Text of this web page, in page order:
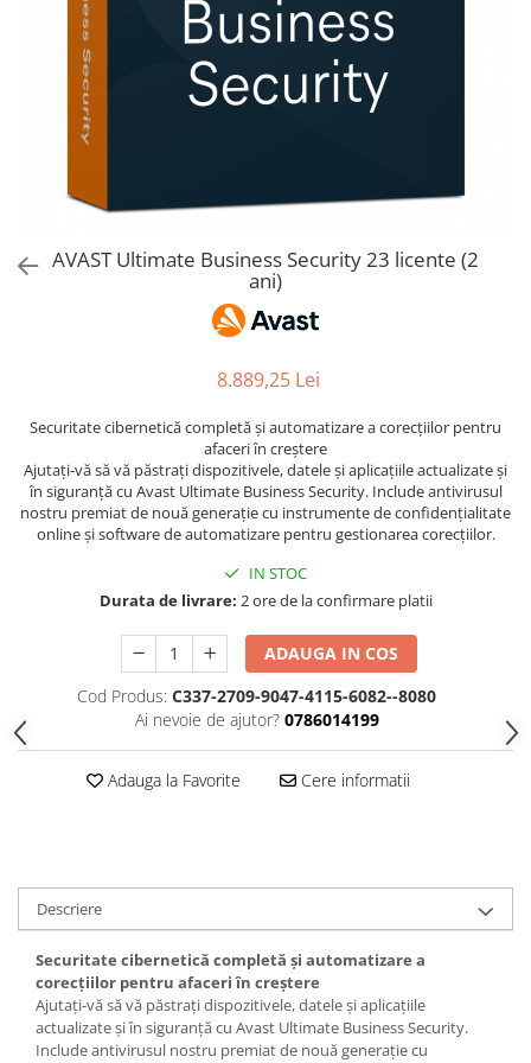
AVAST Driver Updater
AVAST SecureLine VPN
AVAST AntiTrack Premium
AVAST Ultimate Business Security 23 licente (2
ani)
8.889,25 Lei
Securitate cibernetică completă și automatizare a corecțiilor pentru
afaceri în creștere
Ajutați-vă să vă păstrați dispozitivele, datele și aplicațiile actualizate și
în siguranță cu Avast Ultimate Business Security. Include antivirusul
nostru premiat de nouă generație cu instrumente de confidențialitate
online și software de automatizare pentru gestionarea corecțiilor.
IN STOC
Durata de livrare: 2 ore de la confirmare platii
ADAUGA IN COS
Cod Produs: C337-2709-9047-4115-6082--8080
Ai nevoie de ajutor? 0786014199
Adauga la Favorite Cere informatii
Descriere
Securitate cibernetică completă și automatizare a
corecțiilor pentru afaceri în creștere
Ajutați-vă să vă păstrați dispozitivele, datele și aplicațiile
actualizate și în siguranță cu Avast Ultimate Business Security.
Include antivirusul nostru premiat de nouă generație cu